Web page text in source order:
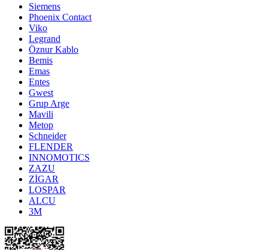
Siemens
Phoenix Contact
Viko
Legrand
Öznur Kablo
Bemis
Emas
Entes
Gwest
Grup Arge
Mavili
Metop
Schneider
FLENDER
INNOMOTICS
ZAZU
ZİGAR
LOSPAR
ALCU
3M